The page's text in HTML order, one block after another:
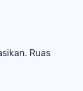
Ruas